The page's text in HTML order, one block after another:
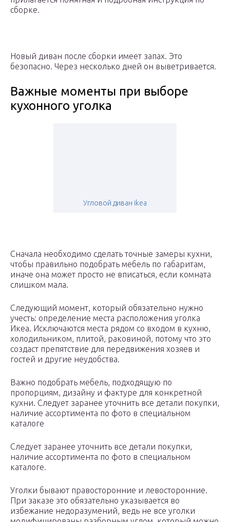
сборке.
Новый диван после сборки имеет запах. Это
безопасно. Через несколько дней он выветривается.
Важные моменты при выборе
кухонного уголка
Угловой диван ikea
Сначала необходимо сделать точные замеры кухни,
чтобы правильно подобрать мебель по габаритам,
иначе она может просто не вписаться, если комната
слишком мала.
Следующий момент, который обязательно нужно
учесть: определение места расположения уголка
Икеа. Исключаются места рядом со входом в кухню,
холодильником, плитой, раковиной, потому что это
создаст препятствие для передвижения хозяев и
гостей и другие неудобства.
Важно подобрать мебель, подходящую по
пропорциям, дизайну и фактуре для конкретной
кухни. Следует заранее уточнить все детали покупки,
наличие ассортимента по фото в специальном
каталоге
Следует заранее уточнить все детали покупки,
наличие ассортимента по фото в специальном
каталоге.
Уголки бывают правосторонние и левосторонние.
При заказе это обязательно указывается во
избежание недоразумений, ведь не все уголки